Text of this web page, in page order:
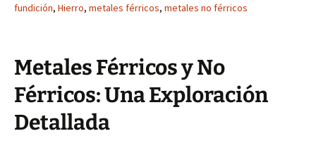
fundición, Hierro, metales férricos, metales no férricos
Metales Férricos y No
Férricos: Una Exploración
Detallada